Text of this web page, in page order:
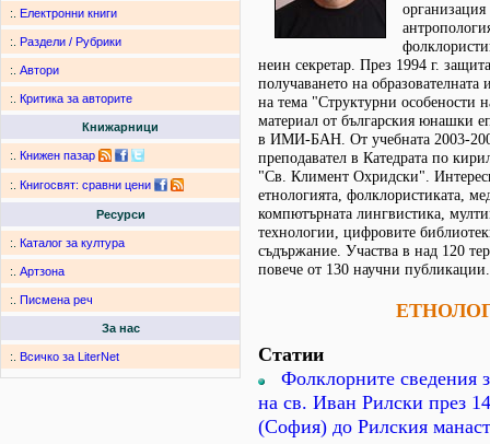
:. Електронни книги
:. Раздели / Рубрики
:. Автори
:. Критика за авторите
Книжарници
:. Книжен пазар
:. Книгосвят: сравни цени
Ресурси
:. Каталог за култура
:. Артзона
:. Писмена реч
За нас
:. Всичко за LiterNet
неин секретар. През 1994 г.
получаването на
на тема "Структурни особености
материал от българския юнашки
в ИМИ-БАН. От учебната 2003-
преподавател в Катедрата по
"Св. Климент Охридски".
етнологията, фолклористиката,
компютърната лингвистика,
технологии, цифровите
съдържание. Участва в над 120
повече от 130 научни публикации.
Статии
Фолклорните сведения
на св. Иван Рилски през
(София) до Рилския